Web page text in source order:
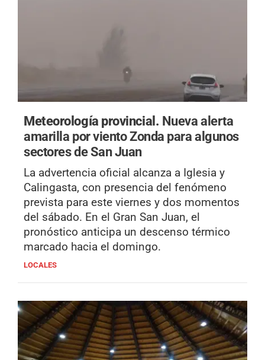
Meteorología provincial. Nueva alerta
amarilla por viento Zonda para algunos
sectores de San Juan
La advertencia oficial alcanza a Iglesia y
Calingasta, con presencia del fenómeno
prevista para este viernes y dos momentos
del sábado. En el Gran San Juan, el
pronóstico anticipa un descenso térmico
marcado hacia el domingo.
LOCALES